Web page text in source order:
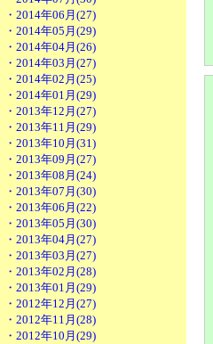
・2014年06月(27)
・2014年05月(29)
・2014年04月(26)
・2014年03月(27)
・2014年02月(25)
・2014年01月(29)
・2013年12月(27)
・2013年11月(29)
・2013年10月(31)
・2013年09月(27)
・2013年08月(24)
・2013年07月(30)
・2013年06月(22)
・2013年05月(30)
・2013年04月(27)
・2013年03月(27)
・2013年02月(28)
・2013年01月(29)
・2012年12月(27)
・2012年11月(28)
・2012年10月(29)